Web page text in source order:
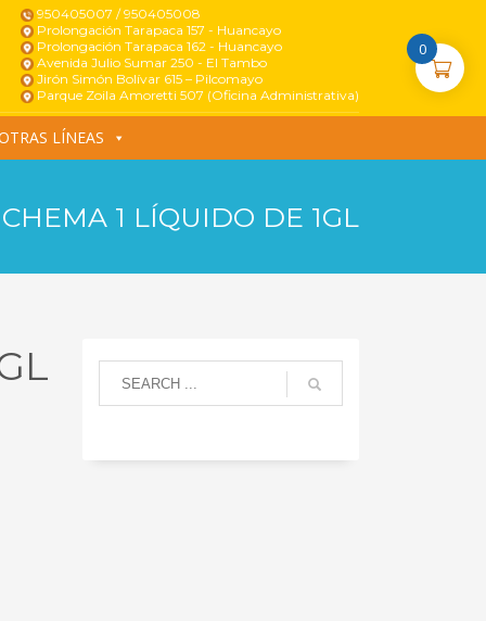
950405007 / 950405008
Prolongación Tarapaca 157 - Huancayo
Prolongación Tarapaca 162 - Huancayo
Avenida Julio Sumar 250 - El Tambo
Jirón Simón Bolívar 615 – Pilcomayo
Parque Zoila Amoretti 507 (Oficina Administrativa)
LÍNEAS
CHEMA 1 LÍQUIDO DE 1GL
0